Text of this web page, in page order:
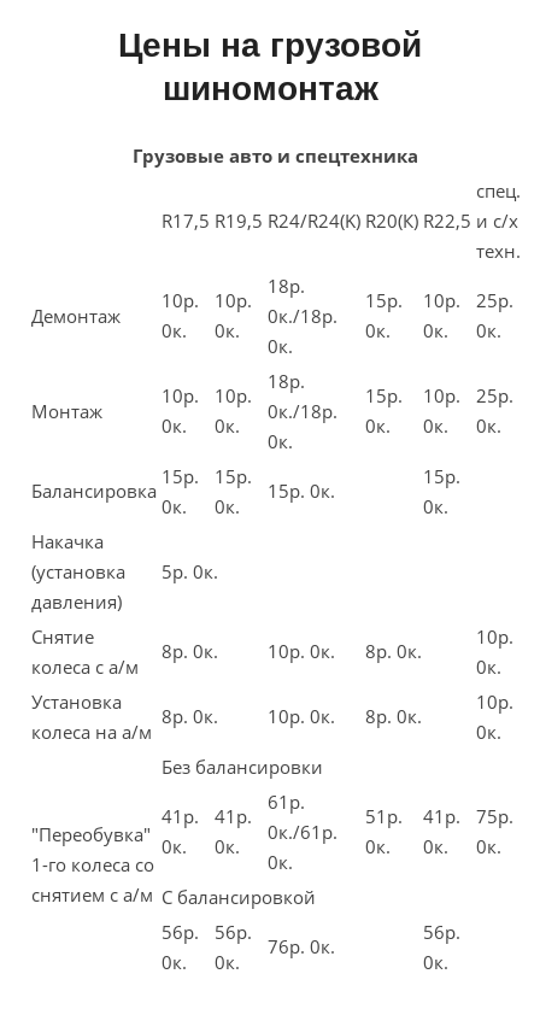
Цены на грузовой
шиномонтаж
Грузовые авто и спецтехника
R17,5 R19,5 R24/R24(K) R20(К) R22,5
спец.
и с/х
техн.
Демонтаж
10р.
0к.
10р.
0к.
18р.
0к./18р.
0к.
15р.
0к.
10р.
0к.
25р.
0к.
Монтаж
10р.
0к.
10р.
0к.
18р.
0к./18р.
0к.
15р.
0к.
10р.
0к.
25р.
0к.
Балансировка
15р.
0к.
15р.
0к.
15р. 0к.
15р.
0к.
Накачка
(установка
давления)
5р. 0к.
Снятие
колеса с а/м
8р. 0к. 10р. 0к. 8р. 0к.
10р.
0к.
Установка
колеса на а/м
8р. 0к. 10р. 0к. 8р. 0к.
10р.
0к.
"Переобувка"
1-го колеса со
снятием с а/м
Без балансировки
41р.
0к.
41р.
0к.
61р.
0к./61р.
0к.
51р.
0к.
41р.
0к.
75р.
0к.
С балансировкой
56р.
0к.
56р.
0к.
76р. 0к.
56р.
0к.